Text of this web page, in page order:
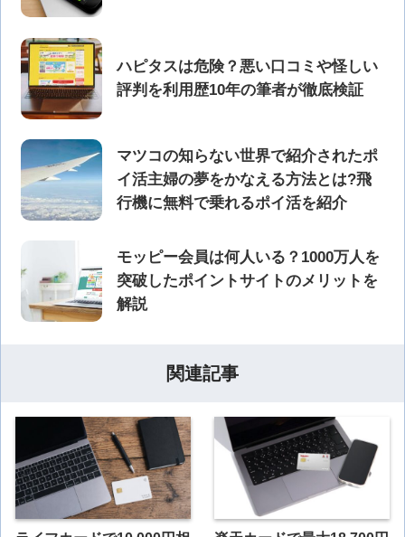
ハピタスは危険？悪い口コミや怪しい
評判を利用歴10年の筆者が徹底検証
マツコの知らない世界で紹介されたポ
イ活主婦の夢をかなえる方法とは?飛
行機に無料で乗れるポイ活を紹介
モッピー会員は何人いる？1000万人を
突破したポイントサイトのメリットを
解説
関連記事